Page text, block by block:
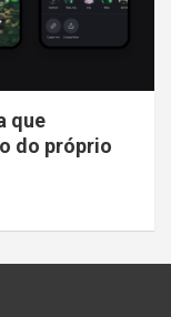
que
do próprio